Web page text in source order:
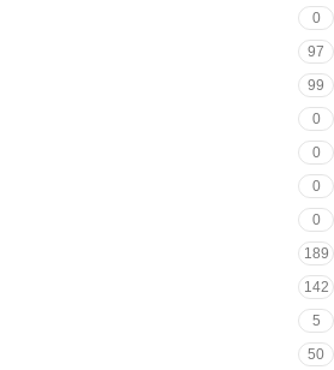
0
97
99
0
0
0
0
189
142
5
50